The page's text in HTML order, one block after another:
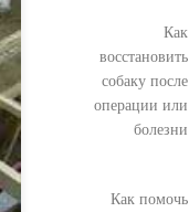
Как
восстановить
собаку после
операции или
болезни
Как помочь